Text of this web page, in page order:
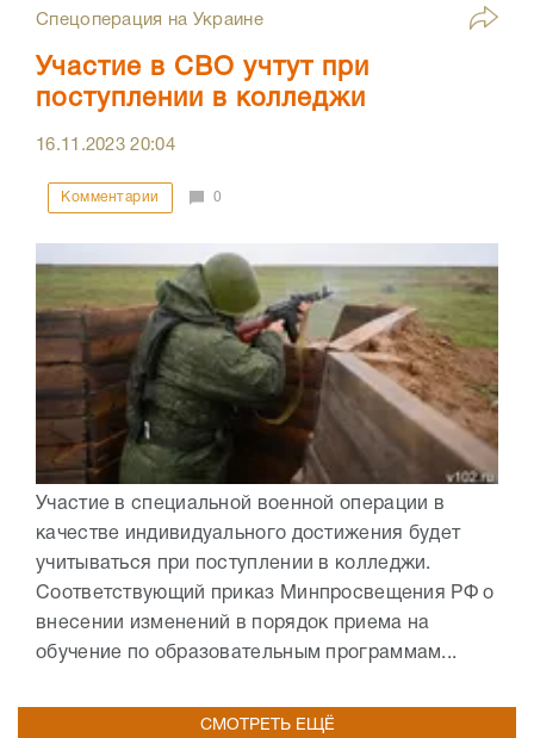
Спецоперация на Украине
Участие в СВО учтут при
поступлении в колледжи
16.11.202320:04
Комментарии 0
Участие в специальной военной операции в
качестве индивидуального достижения будет
учитываться при поступлении в колледжи.
Соответствующий приказ Минпросвещения РФ о
внесении изменений в порядок приема на
обучение по образовательным программам...
СМОТРЕТЬ ЕЩЁ